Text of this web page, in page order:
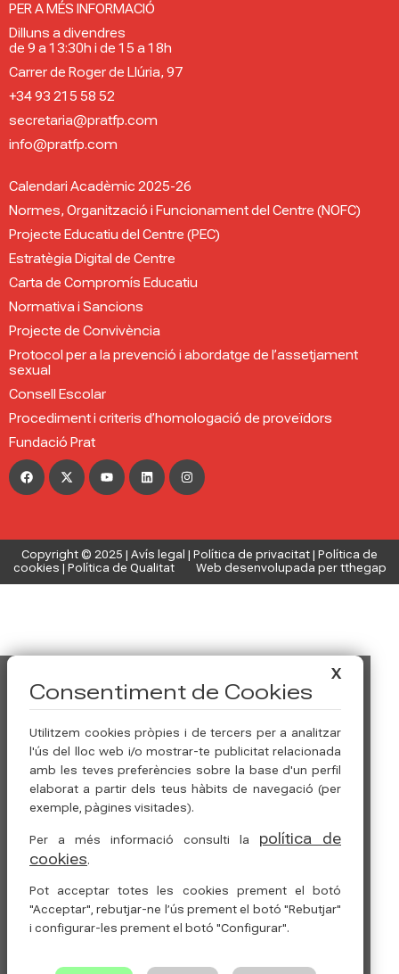
PER A MÉS INFORMACIÓ
Dilluns a divendres
de 9 a 13:30h i de 15 a 18h
Carrer de Roger de Llúria, 97
+34 93 215 58 52
secretaria@pratfp.com
info@pratfp.com
Calendari Acadèmic 2025-26
Normes, Organització i Funcionament del Centre (NOFC)
Projecte Educatiu del Centre (PEC)
Estratègia Digital de Centre
Carta de Compromís Educatiu
Normativa i Sancions
Projecte de Convivència
Protocol per a la prevenció i abordatge de l’assetjament
sexual
Consell Escolar
Procediment i criteris d’homologació de proveïdors
Fundació Prat
Copyright © 2025 | Avís legal | Política de privacitat | Política de
cookies | Política de Qualitat Web desenvolupada per tthegap
X
Consentiment de Cookies
Utilitzem cookies pròpies i de tercers per a analitzar
l'ús del lloc web i/o mostrar-te publicitat relacionada
amb les teves preferències sobre la base d'un perfil
elaborat a partir dels teus hàbits de navegació (per
exemple, pàgines visitades).
Per a més informació consulti la política de
cookies.
Pot acceptar totes les cookies prement el botó
"Acceptar", rebutjar-ne l’ús prement el botó "Rebutjar"
i configurar-les prement el botó "Configurar".